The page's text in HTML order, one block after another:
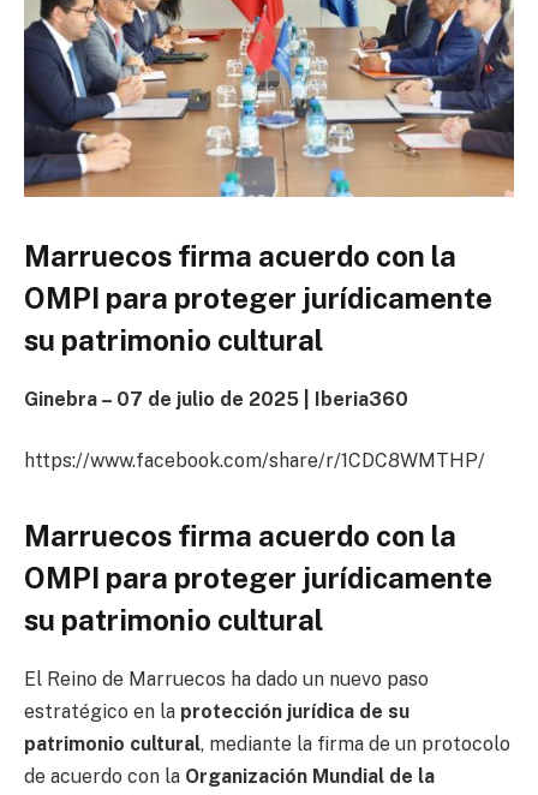
Marruecos firma acuerdo con la
OMPI para proteger jurídicamente
su patrimonio cultural
Ginebra – 07 de julio de 2025 | Iberia360
https://www.facebook.com/share/r/1CDC8WMTHP/
Marruecos firma acuerdo con la
OMPI para proteger jurídicamente
su patrimonio cultural
El Reino de Marruecos ha dado un nuevo paso
estratégico en la protección jurídica de su
patrimonio cultural, mediante la firma de un protocolo
de acuerdo con la Organización Mundial de la